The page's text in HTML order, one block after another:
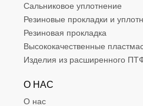
Сальниковое уплотнение
Резиновые прокладки и
Резиновая прокладка
Высококачественные
Изделия из расширенного
О НАС
О нас